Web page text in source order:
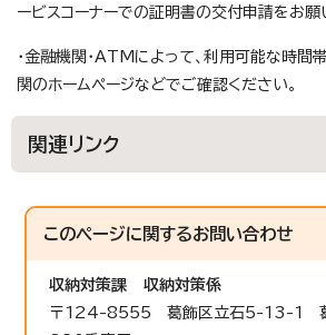
ービスコーナーでの証明書の交付申請をお願
・金融機関・ATMによって、利用可能な時間
関のホームページなどでご確認ください。
関連リンク
このページに関するお問い合わせ
収納対策課
収納対策係
〒124-8555 葛飾区立石5-13-1